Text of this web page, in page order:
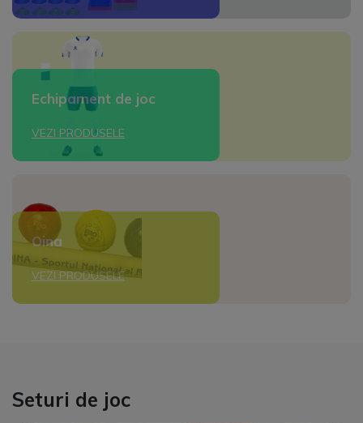
Echipament de joc
VEZI PRODUSELE
Oina
VEZI PRODUSELE
Seturi de joc